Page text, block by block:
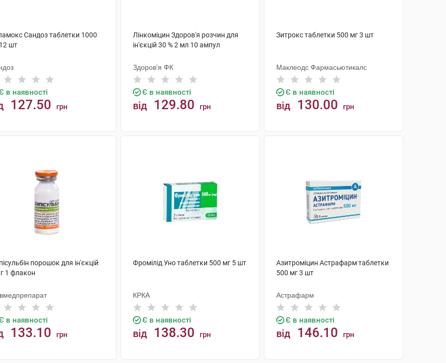
Сандоз таблетки 1000
шт
в наявності
127.50 грн
Лінкоміцин Здоров'я розчин для
ін'єкцій 30 % 2 мл 10 ампул
Здоров'я ФК
Є в наявності
від 129.80 грн
Зитрокс таблетки 500 мг 3 шт
Маклеодс Фармасьютикалс
Є в наявності
від 130.00 грн
порошок для ін'єкцій
1 флакон
в наявності
133.10 грн
Фромілід Уно таблетки 500 мг 5 шт
КРКА
Є в наявності
від 138.30 грн
Азитроміцин Астрафарм таблетки
500 мг 3 шт
Астрафарм
Є в наявності
від 146.10 грн